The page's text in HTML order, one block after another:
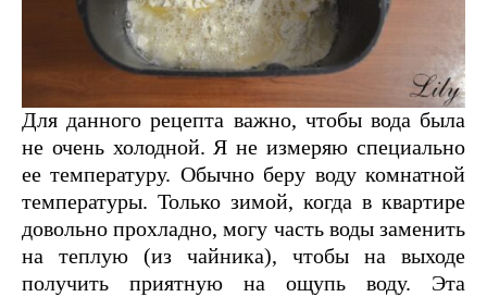
Для данного рецепта важно, чтобы вода была
не очень холодной. Я не измеряю специально
ее температуру. Обычно беру воду комнатной
температуры. Только зимой, когда в квартире
довольно прохладно, могу часть воды заменить
на теплую (из чайника), чтобы на выходе
получить приятную на ощупь воду. Эта